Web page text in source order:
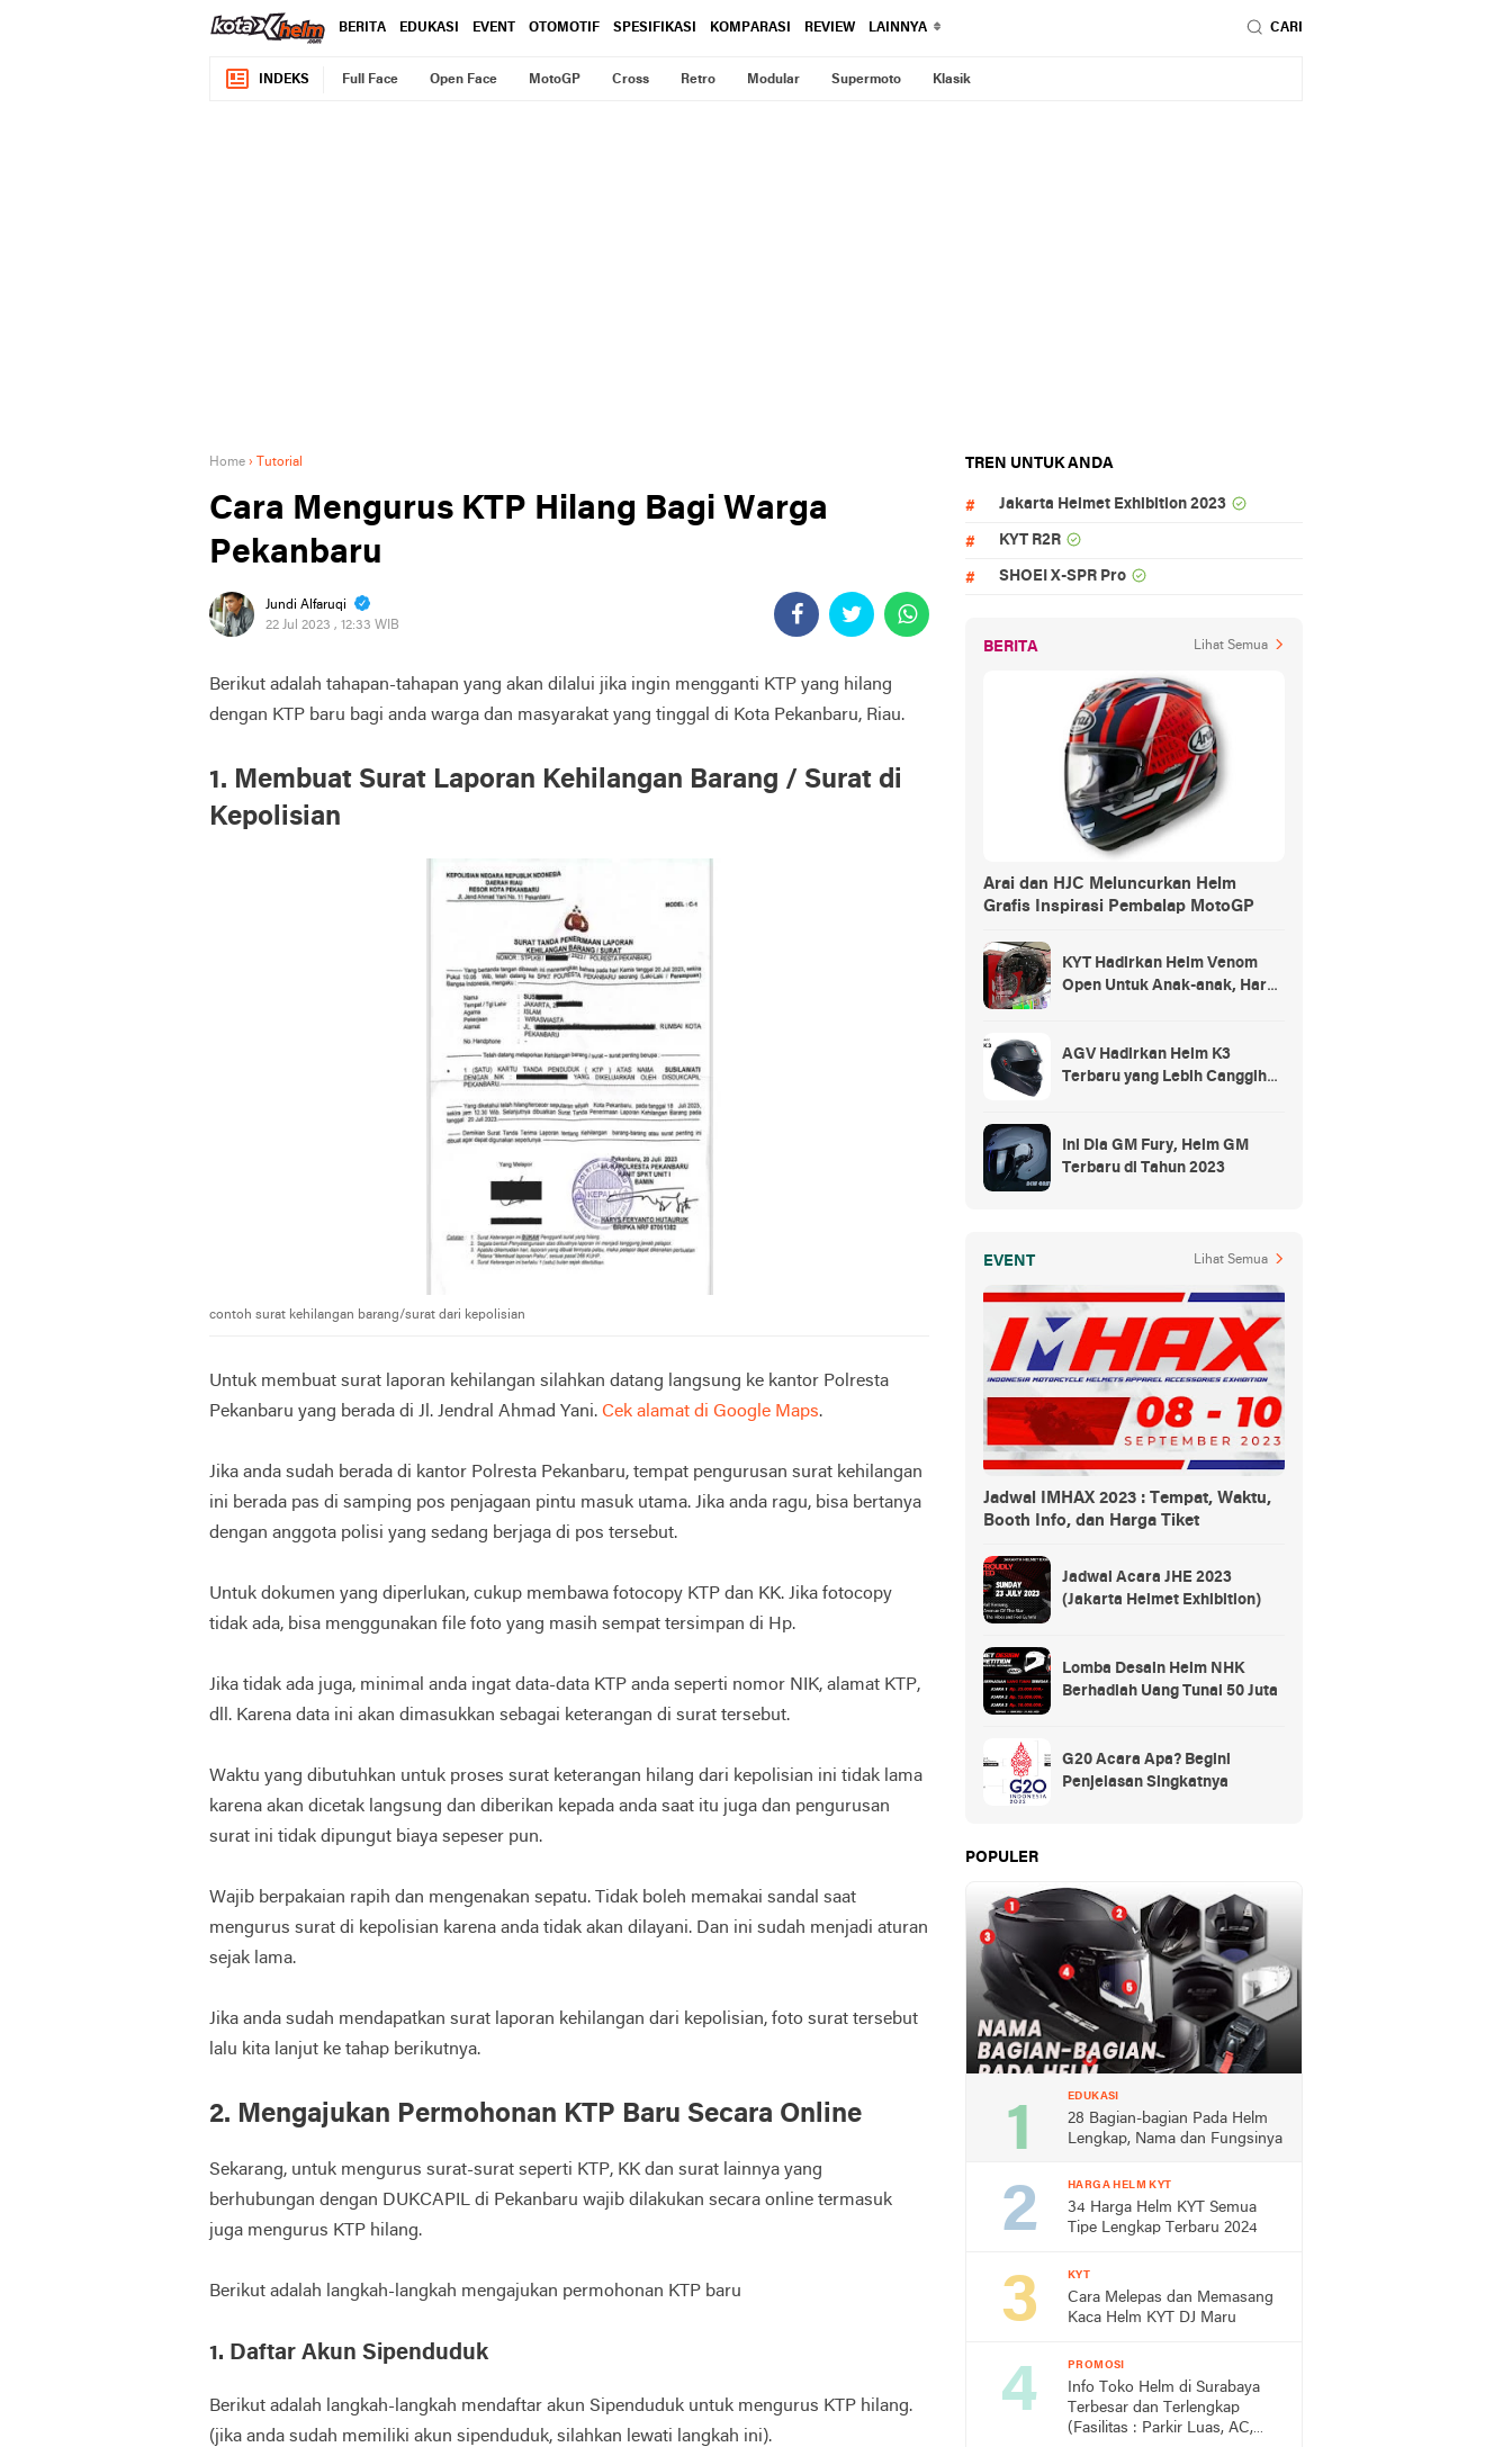
BERITA EDUKASI EVENT OTOMOTIF SPESIFIKASI KOMPARASI REVIEW LAINNYA CARI
INDEKS Full Face Open Face MotoGP Cross Retro Modular Supermoto Klasik
Home › Tutorial
Cara Mengurus KTP Hilang Bagi Warga
Pekanbaru
Jundi Alfaruqi
22 Jul 2023 , 12:33 WIB
Berikut adalah tahapan-tahapan yang akan dilalui jika ingin mengganti KTP yang hilang
dengan KTP baru bagi anda warga dan masyarakat yang tinggal di Kota Pekanbaru, Riau.
1. Membuat Surat Laporan Kehilangan Barang / Surat di
Kepolisian
contoh surat kehilangan barang/surat dari kepolisian
Untuk membuat surat laporan kehilangan silahkan datang langsung ke kantor Polresta
Pekanbaru yang berada di Jl. Jendral Ahmad Yani. Cek alamat di Google Maps.
Jika anda sudah berada di kantor Polresta Pekanbaru, tempat pengurusan surat kehilangan
ini berada pas di samping pos penjagaan pintu masuk utama. Jika anda ragu, bisa bertanya
dengan anggota polisi yang sedang berjaga di pos tersebut.
Untuk dokumen yang diperlukan, cukup membawa fotocopy KTP dan KK. Jika fotocopy
tidak ada, bisa menggunakan file foto yang masih sempat tersimpan di Hp.
Jika tidak ada juga, minimal anda ingat data-data KTP anda seperti nomor NIK, alamat KTP,
dll. Karena data ini akan dimasukkan sebagai keterangan di surat tersebut.
Waktu yang dibutuhkan untuk proses surat keterangan hilang dari kepolisian ini tidak lama
karena akan dicetak langsung dan diberikan kepada anda saat itu juga dan pengurusan
surat ini tidak dipungut biaya sepeser pun.
Wajib berpakaian rapih dan mengenakan sepatu. Tidak boleh memakai sandal saat
mengurus surat di kepolisian karena anda tidak akan dilayani. Dan ini sudah menjadi aturan
sejak lama.
Jika anda sudah mendapatkan surat laporan kehilangan dari kepolisian, foto surat tersebut
lalu kita lanjut ke tahap berikutnya.
2. Mengajukan Permohonan KTP Baru Secara Online
Sekarang, untuk mengurus surat-surat seperti KTP, KK dan surat lainnya yang
berhubungan dengan DUKCAPIL di Pekanbaru wajib dilakukan secara online termasuk
juga mengurus KTP hilang.
Berikut adalah langkah-langkah mengajukan permohonan KTP baru
1. Daftar Akun Sipenduduk
Berikut adalah langkah-langkah mendaftar akun Sipenduduk untuk mengurus KTP hilang.
(jika anda sudah memiliki akun sipenduduk, silahkan lewati langkah ini).
TREN UNTUK ANDA
Jakarta Helmet Exhibition 2023
KYT R2R
SHOEI X-SPR Pro
BERITA Lihat Semua
Arai dan HJC Meluncurkan Helm
Grafis Inspirasi Pembalap MotoGP
KYT Hadirkan Helm Venom
Open Untuk Anak-anak, Harga
AGV Hadirkan Helm K3
Terbaru yang Lebih Canggih
Ini Dia GM Fury, Helm GM
Terbaru di Tahun 2023
EVENT Lihat Semua
Jadwal IMHAX 2023 : Tempat, Waktu,
Booth Info, dan Harga Tiket
Jadwal Acara JHE 2023
(Jakarta Helmet Exhibition)
Lomba Desain Helm NHK
Berhadiah Uang Tunai 50 Juta
G20 Acara Apa? Begini
Penjelasan Singkatnya
POPULER
EDUKASI
28 Bagian-bagian Pada Helm
Lengkap, Nama dan Fungsinya
HARGA HELM KYT
34 Harga Helm KYT Semua
Tipe Lengkap Terbaru 2024
KYT
Cara Melepas dan Memasang
Kaca Helm KYT DJ Maru
PROMOSI
Info Toko Helm di Surabaya
Terbesar dan Terlengkap
(Fasilitas : Parkir Luas, AC,